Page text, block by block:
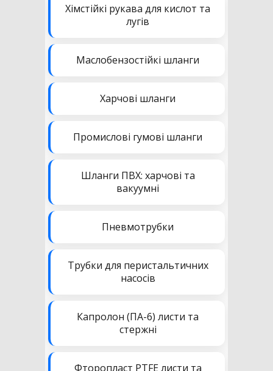
Хімстійкі рукава для кислот та
лугів
Маслобензостійкі шланги
Харчові шланги
Промислові гумові шланги
Шланги ПВХ: харчові та
вакуумні
Пневмотрубки
Трубки для перистальтичних
насосів
Капролон (ПА-6) листи та
стержні
Фторопласт PTFE листи та